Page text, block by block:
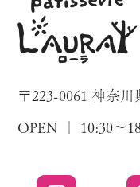
〒223-0061 神奈
OPEN ｜ 10:30～